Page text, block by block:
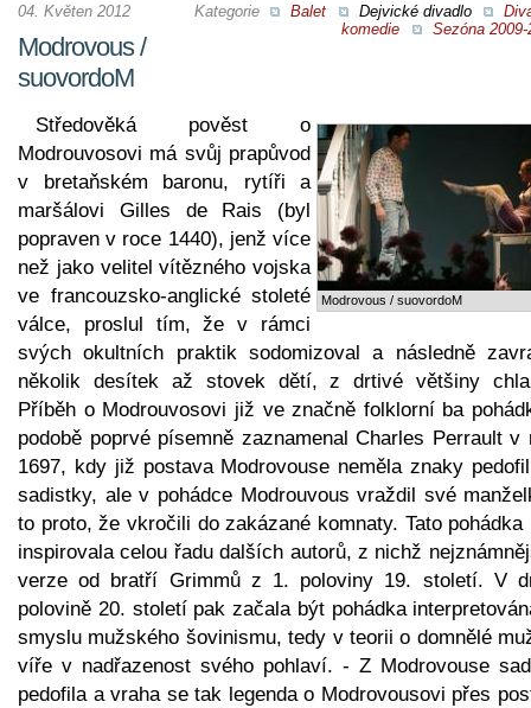
Kategorie Balet Dejvické divadlo
komedie
Sezóna 2009-
04. Květen 2012
Modrovous /
suovordoM
Modrovous / suovordoM
Středověká pověst o
Modrouvosovi má svůj prapůvod
v bretaňském baronu, rytíři a
maršálovi Gilles de Rais (byl
popraven v roce 1440), jenž více
než jako velitel vítězného vojska
ve francouzsko-anglické stoleté
válce, proslul tím, že v rámci
svých okultních praktik sodomizoval a následně
několik desítek až stovek dětí, z drtivé většiny
Příběh o Modrouvosovi již ve značně folklorní ba
podobě poprvé písemně zaznamenal Charles Perrault v
1697, kdy již postava Modrovouse neměla znaky
sadistky, ale v pohádce Modrouvous vraždil své
to proto, že vkročili do zakázané komnaty. Tato pohádka
inspirovala celou řadu dalších autorů, z nichž
verze od bratří Grimmů z 1. poloviny 19. století. V
polovině 20. století pak začala být pohádka
smyslu mužského šovinismu, tedy v teorii o domnělé
víře v nadřazenost svého pohlaví. - Z Modrovouse
pedofila a vraha se tak legenda o Modrovousovi přes